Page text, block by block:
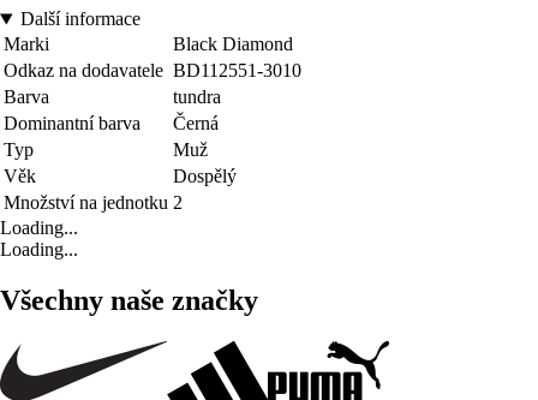
Další informace
Marki
Black Diamond
Odkaz na dodavatele BD112551-3010
Barva
tundra
Dominantní barva
Černá
Typ
Muž
Věk
Dospělý
Množství na jednotku 2
Loading...
Loading...
Všechny naše značky